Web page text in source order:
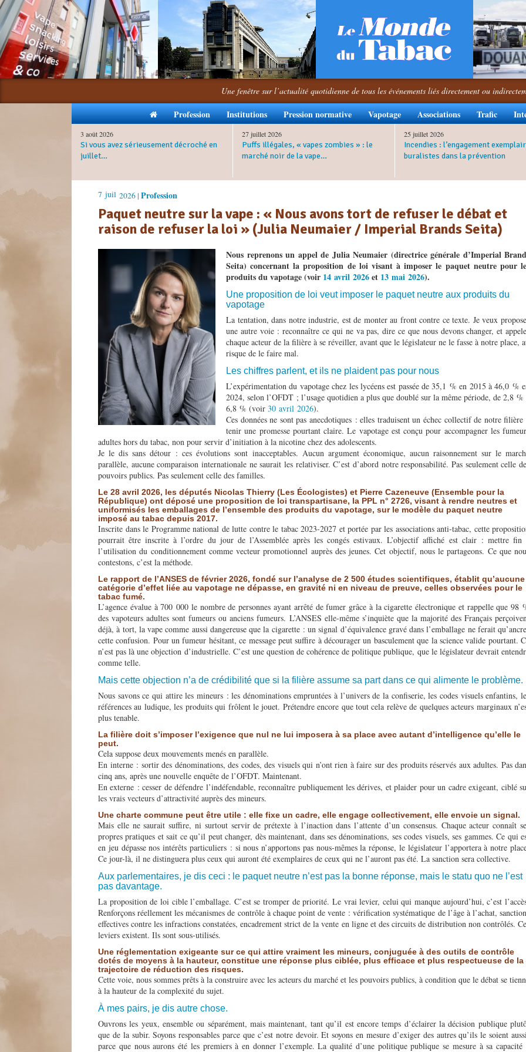
Une fenêtre sur l’actualité quotidienne de tous les événements liés directement ou
Profession Institutions Pression normative Vapotage Associations Trafic
3 août 2026
Si vous avez sérieusement décroché en
juillet…
27 juillet 2026
Puffs illégales, « vapes zombies » : le
marché noir de la vape…
25 juillet 2026
Incendies : l’engagement
buralistes dans la prévention
7 juil 2026 | Profession
Paquet neutre sur la vape : « Nous avons tort de refuser le débat et
raison de refuser la loi » (Julia Neumaier / Imperial Brands Seita)
Nous reprenons un appel de Julia Neumaier (directrice générale d’Imperial
Seita) concernant la proposition de loi visant à imposer le paquet neutre pour
produits du vapotage (voir 14 avril 2026et 13 mai 2026).
Une proposition de loi veut imposer le paquet neutre aux produits du
vapotage
La tentation, dans notre industrie, est de monter au front contre ce texte. Je veux
une autre voie : reconnaître ce qui ne va pas, dire ce que nous devons changer, et
chaque acteur de la filière à se réveiller, avant que le législateur ne le fasse à notre place,
risque de le faire mal.
Les chiffres parlent, et ils ne plaident pas pour nous
L’expérimentation du vapotage chez les lycéens est passée de 35,1 % en 2015 à 46,0 %
2024, selon l’OFDT ; l’usage quotidien a plus que doublé sur la même période, de 2,8 %
6,8 % (voir 30 avril 2026).
Ces données ne sont pas anecdotiques : elles traduisent un échec collectif de notre filière
tenir une promesse pourtant claire. Le vapotage est conçu pour accompagner les
adultes hors du tabac, non pour servir d’initiation à la nicotine chez des adolescents.
Je le dis sans détour : ces évolutions sont inacceptables. Aucun argument économique, aucun raisonnement sur le
parallèle, aucune comparaison internationale ne saurait les relativiser. C’est d’abord notre responsabilité. Pas seulement celle
pouvoirs publics. Pas seulement celle des familles.
Le 28 avril 2026, les députés Nicolas Thierry (Les Écologistes) et Pierre Cazeneuve (Ensemble pour la
République) ont déposé une proposition de loi transpartisane, la PPL n° 2726, visant à rendre neutres et
uniformisés les emballages de l’ensemble des produits du vapotage, sur le modèle du paquet neutre
imposé au tabac depuis 2017.
Inscrite dans le Programme national de lutte contre le tabac 2023-2027 et portée par les associations anti-tabac, cette
pourrait être inscrite à l’ordre du jour de l’Assemblée après les congés estivaux. L’objectif affiché est clair : mettre fin
l’utilisation du conditionnement comme vecteur promotionnel auprès des jeunes. Cet objectif, nous le partageons. Ce que
contestons, c’est la méthode.
Le rapport de l’ANSES de février 2026, fondé sur l’analyse de 2 500 études scientifiques, établit qu’aucune
catégorie d’effet liée au vapotage ne dépasse, en gravité ni en niveau de preuve, celles observées pour le
tabac fumé.
L’agence évalue à 700 000 le nombre de personnes ayant arrêté de fumer grâce à la cigarette électronique et rappelle que 98
des vapoteurs adultes sont fumeurs ou anciens fumeurs. L’ANSES elle-même s’inquiète que la majorité des Français
déjà, à tort, la vape comme aussi dangereuse que la cigarette : un signal d’équivalence gravé dans l’emballage ne ferait
cette confusion. Pour un fumeur hésitant, ce message peut suffire à décourager un basculement que la science valide pourtant.
n’est pas là une objection d’industrielle. C’est une question de cohérence de politique publique, que le législateur devrait
comme telle.
Mais cette objection n’a de crédibilité que si la filière assume sa part dans ce qui alimente le problème.
Nous savons ce qui attire les mineurs : les dénominations empruntées à l’univers de la confiserie, les codes visuels enfantins,
références au ludique, les produits qui frôlent le jouet. Prétendre encore que tout cela relève de quelques acteurs marginaux
plus tenable.
La filière doit s’imposer l’exigence que nul ne lui imposera à sa place avec autant d’intelligence qu’elle le
peut.
Cela suppose deux mouvements menés en parallèle.
En interne : sortir des dénominations, des codes, des visuels qui n’ont rien à faire sur des produits réservés aux adultes. Pas
cinq ans, après une nouvelle enquête de l’OFDT. Maintenant.
En externe : cesser de défendre l’indéfendable, reconnaître publiquement les dérives, et plaider pour un cadre exigeant, ciblé
les vrais vecteurs d’attractivité auprès des mineurs.
Une charte commune peut être utile : elle fixe un cadre, elle engage collectivement, elle envoie un signal.
Mais elle ne saurait suffire, ni surtout servir de prétexte à l’inaction dans l’attente d’un consensus. Chaque acteur connaît
propres pratiques et sait ce qu’il peut changer, dès maintenant, dans ses dénominations, ses codes visuels, ses gammes. Ce qui
en jeu dépasse nos intérêts particuliers : si nous n’apportons pas nous-mêmes la réponse, le législateur l’apportera à notre
Ce jour-là, il ne distinguera plus ceux qui auront été exemplaires de ceux qui ne l’auront pas été. La sanction sera collective.
Aux parlementaires, je dis ceci : le paquet neutre n’est pas la bonne réponse, mais le statu quo ne l’est
pas davantage.
La proposition de loi cible l’emballage. C’est se tromper de priorité. Le vrai levier, celui qui manque aujourd’hui, c’est
Renforçons réellement les mécanismes de contrôle à chaque point de vente : vérification systématique de l’âge à l’achat,
effectives contre les infractions constatées, encadrement strict de la vente en ligne et des circuits de distribution non contrôlés.
leviers existent. Ils sont sous-utilisés.
Une réglementation exigeante sur ce qui attire vraiment les mineurs, conjuguée à des outils de contrôle
dotés de moyens à la hauteur, constitue une réponse plus ciblée, plus efficace et plus respectueuse de la
trajectoire de réduction des risques.
Cette voie, nous sommes prêts à la construire avec les acteurs du marché et les pouvoirs publics, à condition que le débat se
à la hauteur de la complexité du sujet.
À mes pairs, je dis autre chose.
Ouvrons les yeux, ensemble ou séparément, mais maintenant, tant qu’il est encore temps d’éclairer la décision publique
que de la subir. Soyons responsables parce que c’est notre devoir. Et soyons en mesure d’exiger des autres qu’ils le soient
parce que nous aurons été les premiers à en donner l’exemple. La qualité d’une politique publique se mesure à sa capacité